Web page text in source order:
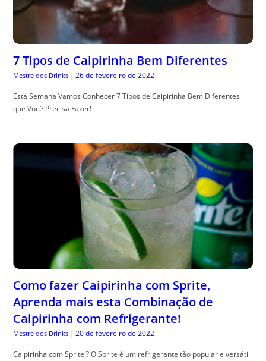
7 Tipos de Caipirinha Bem Diferentes
Mestre dos Drinks | 26 de fevereiro de 2022
Esta Semana Vamos Conhecer 7 Tipos de Caipirinha Bem Diferentes
que Você Precisa Fazer!
Como fazer Caipirinha com Sprite,
Aprenda mais esta Combinação de
Caipirinha com Refrigerante!
Mestre dos Drinks | 20 de fevereiro de 2022
Caipirinha com Sprite!? O Sprite é um refrigerante tão popular e versátil